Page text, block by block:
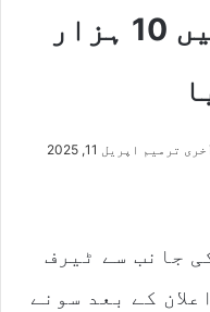
سونے ایک ہی دن میں 10 ہزار
ترمیم اپریل 11, 2025
جانب سے ٹیرف
اعلان کے بعد سونے